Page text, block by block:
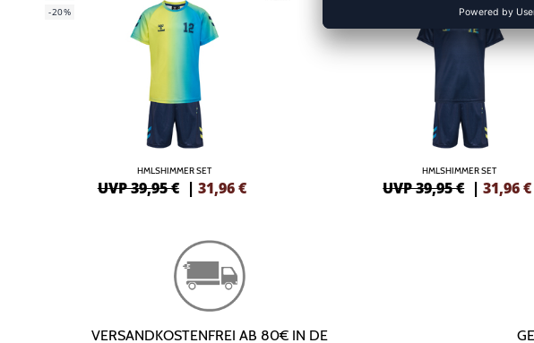
-20%
HMLSHIMMER SET
UVP 39,95 € | 31,96€
HMLSHIMMER SET
UVP 39,95 € |31,96€
VERSANDKOSTENFREI AB 80€ IN DE